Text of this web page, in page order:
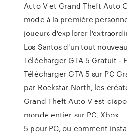
Auto V et Grand Theft Auto
mode à la première
joueurs d'explorer
Los Santos d'un tout
Télécharger GTA 5 Gratuit -
Télécharger GTA 5 sur PC
par Rockstar North, les
Grand Theft Auto V est
monde entier sur PC, Xbox
5 pour PC, ou comment